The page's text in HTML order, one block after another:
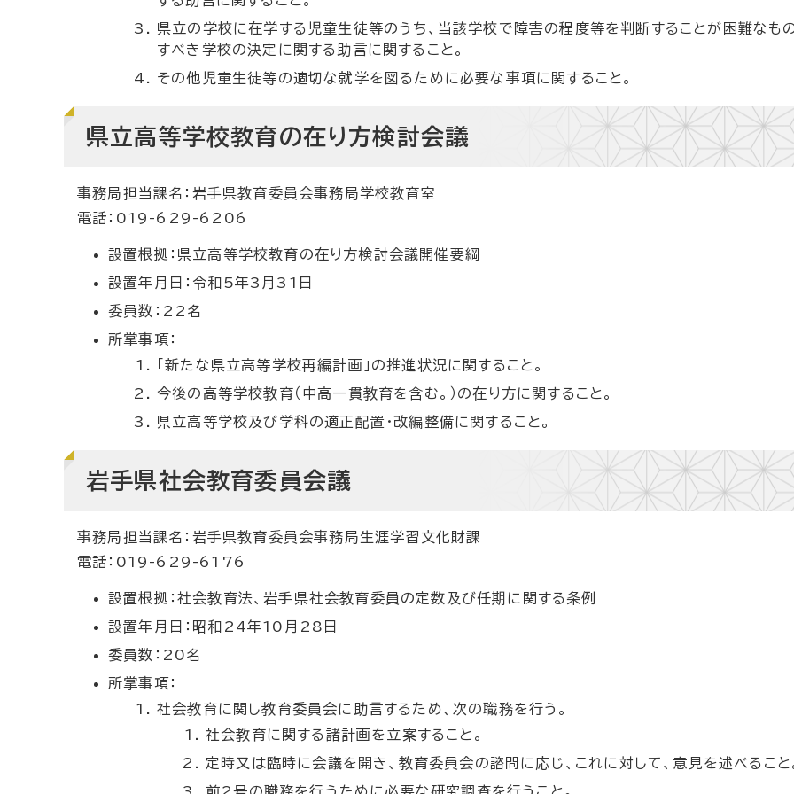
県立の学校に在学する児童生徒等のうち、当該学校で障害の程度等を判断することが困難なも
すべき学校の決定に関する助言に関すること。
その他児童生徒等の適切な就学を図るために必要な事項に関すること。
県立高等学校教育の在り方検討会議
事務局担当課名：岩手県教育委員会事務局学校教育室
電話：019-629-6206
設置根拠：県立高等学校教育の在り方検討会議開催要綱
設置年月日：令和5年3月31日
委員数：22名
所掌事項：
「新たな県立高等学校再編計画」の推進状況に関すること。
今後の高等学校教育（中高一貫教育を含む。）の在り方に関すること。
県立高等学校及び学科の適正配置・改編整備に関すること。
岩手県社会教育委員会議
事務局担当課名：岩手県教育委員会事務局生涯学習文化財課
電話：019-629-6176
設置根拠：社会教育法、岩手県社会教育委員の定数及び任期に関する条例
設置年月日：昭和24年10月28日
委員数：20名
所掌事項：
社会教育に関し教育委員会に助言するため、次の職務を行う。
社会教育に関する諸計画を立案すること。
定時又は臨時に会議を開き、教育委員会の諮問に応じ、これに対して、意見を述べること